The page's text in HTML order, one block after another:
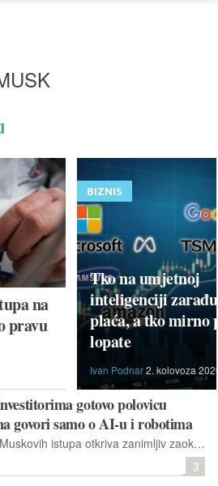
na
pravu
BIZNIS
Tko na umjetnoj
inteligenciji
plaća, a tko mirno
lopate
Ivan Podnar2. kolovoza
gotovo polovicu
govori samo o AI-u i robotima
Analiza Muskovih istupa otkriva zanimljiv zaokret. Dok prodaja automobila usporava, šef Tesle fokus prebacuje na Optimus robote i autonomnu vožnju, tvrdeći da tko ne vjeruje u to, ne bi trebao biti investitor u tvrtku
3